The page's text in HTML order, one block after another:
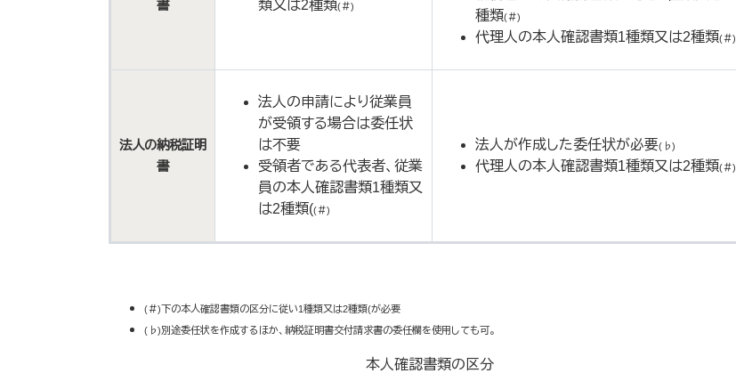
書
類又は2種類(＃)
種類​(＃)
代理人の本人確認書類1種類又は2種類(＃)
法人の納税証明
書
法人の申請により従業員
が受領する場合は委任状
は不要
受領者である代表者、従業
員の本人確認書類1種類又
は2種類((＃)
法人が作成した委任状が必要(♭)
代理人の本人確認書類1種類又は2種類​(＃)
(＃)下の本人確認書類の区分に従い1種類又は2種類(が必要
(♭)​別途委任状を作成するほか、納税証明書交付請求書の委任欄を使用しても可。
本人確認書類の区分